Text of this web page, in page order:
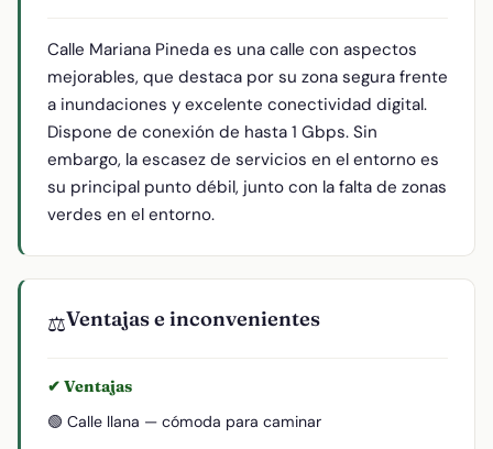
Calle Mariana Pineda es una calle con aspectos
mejorables, que destaca por su zona segura frente
a inundaciones y excelente conectividad digital.
Dispone de conexión de hasta 1 Gbps. Sin
embargo, la escasez de servicios en el entorno es
su principal punto débil, junto con la falta de zonas
verdes en el entorno.
⚖️Ventajas e inconvenientes
✔ Ventajas
🟢 Calle llana — cómoda para caminar